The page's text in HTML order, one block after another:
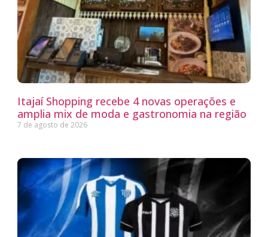
Itajaí Shopping recebe 4 novas operações e
amplia mix de moda e gastronomia na região
7 de agosto de 2026